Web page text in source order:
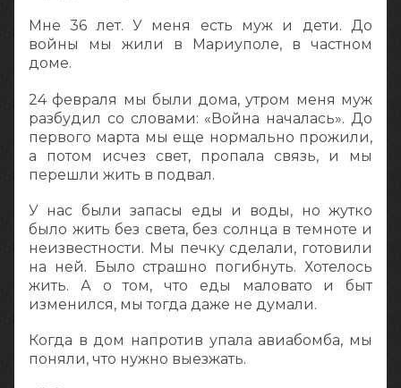
Мне 36 лет. У меня есть муж и дети. До
войны мы жили в Мариуполе, в частном
доме.
24 февраля мы были дома, утром меня муж
разбудил со словами: «Война началась». До
первого марта мы еще нормально прожили,
а потом исчез свет, пропала связь, и мы
перешли жить в подвал.
У нас были запасы еды и воды, но жутко
было жить без света, без солнца в темноте и
неизвестности. Мы печку сделали, готовили
на ней. Было страшно погибнуть. Хотелось
жить. А о том, что еды маловато и быт
изменился, мы тогда даже не думали.
Когда в дом напротив упала авиабомба, мы
поняли, что нужно выезжать.